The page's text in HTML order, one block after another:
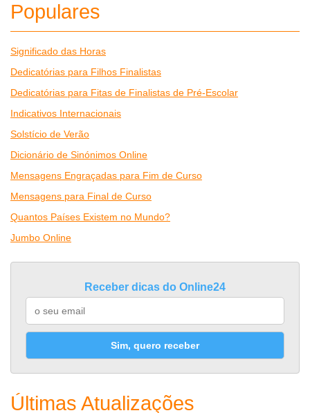
Populares
Significado das Horas
Dedicatórias para Filhos Finalistas
Dedicatórias para Fitas de Finalistas de Pré-Escolar
Indicativos Internacionais
Solstício de Verão
Dicionário de Sinónimos Online
Mensagens Engraçadas para Fim de Curso
Mensagens para Final de Curso
Quantos Países Existem no Mundo?
Jumbo Online
Receber dicas do Online24
Sim, quero receber
Últimas Atualizações